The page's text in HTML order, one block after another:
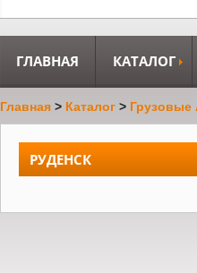
ГЛАВНАЯ КАТАЛОГ
Главная > Каталог > Грузовые
РУДЕНСК